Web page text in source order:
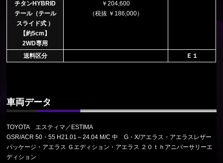
チタンHYBRID
テール（テール
スライド式 ）
【約5cm】
2WD専用
￥204,600
（税抜 ￥186,000）
送料区分 Ｅ１
車両データ
TOYOTA エスティマ／ESTIMA
GSR/ACR 50・55 H21.01～24.04 M/C 中 G・X/アエラス・アエラスレザー
パッケージ・アエラス Ｇエディション・アエラス ２０ｔｈアニバーサリーエ
ディション